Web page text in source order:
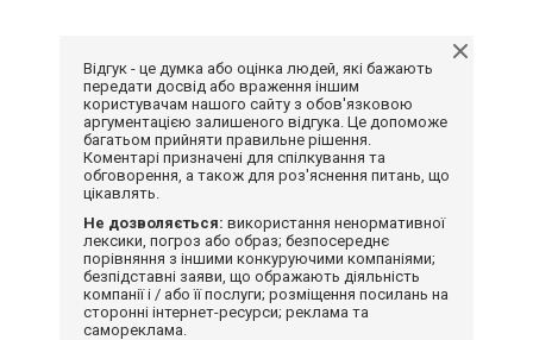
Відгук - це думка або оцінка людей, які бажають
передати досвід або враження іншим
користувачам нашого сайту з обов'язковою
аргументацією залишеного відгука. Це допоможе
багатьом прийняти правильне рішення.
Коментарі призначені для спілкування та
обговорення, а також для роз'яснення питань, що
цікавлять.
Не дозволяється: використання ненормативної
лексики, погроз або образ; безпосереднє
порівняння з іншими конкуруючими компаніями;
безпідставні заяви, що ображають діяльність
компанії і / або її послуги; розміщення посилань на
сторонні інтернет-ресурси; реклама та
самореклама.